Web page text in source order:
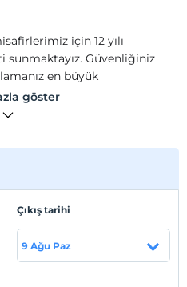
için 12 yılı
sunmaktayız. Güvenliğiniz
en büyük
resepsiyonumuz olup siz
hizmet vermektedir.
konaklama sağlayacağınız
konumlanmaktadır.
karşı sokağıdır. TCDD,
Çayı'na yürüme
göster
Çıkış tarihi
9 Ağu Paz